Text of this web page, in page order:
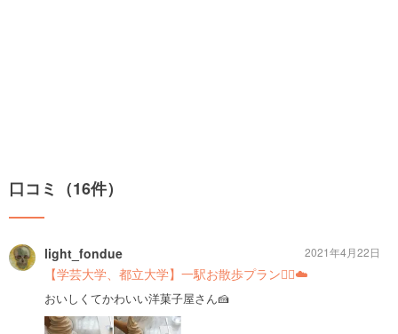
口コミ（16件）
light_fondue
【学芸大学、都立大学】一駅お散歩プラン🚶‍♂️☁️
おいしくてかわいい洋菓子屋さん🍰
2021年4月22日